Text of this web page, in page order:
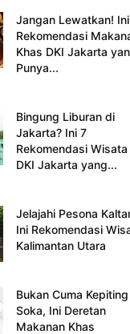
Jangan Lewatkan!
Rekomendasi
Khas DKI Jakarta
Punya...
Bingung Liburan di
Jakarta? Ini 7
Rekomendasi Wisata
DKI Jakarta yang...
Jelajahi Pesona
Ini Rekomendasi
Kalimantan Utara
Bukan Cuma Kepiting
Soka, Ini Deretan
Makanan Khas